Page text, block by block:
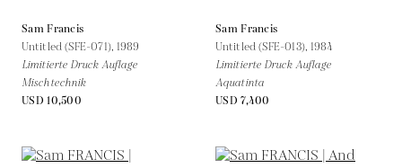
Sam Francis
Untitled (SFE-071), 1989
Limitierte Druck Auflage
Mischtechnik
USD 10,500
Sam Francis
Untitled (SFE-013), 1984
Limitierte Druck Auflage
Aquatinta
USD 7,400